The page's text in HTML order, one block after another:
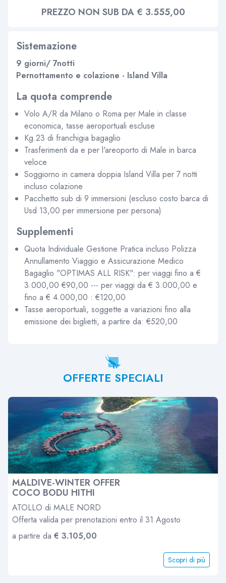
PREZZO NON SUB DA € 3.555,00
Sistemazione
9 giorni/ 7notti
Pernottamento e colazione - Island Villa
La quota comprende
Volo A/R da Milano o Roma per Male in classe
economica, tasse aeroportuali escluse
Kg.23 di franchigia bagaglio
Trasferimenti da e per l'areoporto di Male in barca
veloce
Soggiorno in camera doppia Island Villa per 7 notti
incluso colazione
Pacchetto sub di 9 immersioni (escluso costo barca di
Usd 13,00 per immersione per persona)
Supplementi
Quota Individuale Gestione Pratica incluso Polizza
Annullamento Viaggio e Assicurazione Medico
Bagaglio "OPTIMAS ALL RISK": per viaggi fino a €
3.000,00 €90,00 --- per viaggi da € 3.000,00 e
fino a € 4.000,00 : €120,00
Tasse aeroportuali, soggette a variazioni fino alla
emissione dei biglietti, a partire da: €520,00
OFFERTE SPECIALI
MALDIVE-WINTER OFFER
COCO BODU HITHI
ATOLLO di MALE NORD
Offerta valida per prenotazioni entro il 31 Agosto
a partire da € 3.105,00
Scopri di più